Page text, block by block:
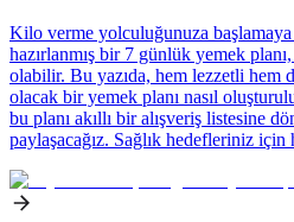
Kilo verme yolculuğunuza başlamaya
hazırlanmış bir 7 günlük yemek
olabilir. Bu yazıda, hem lezzetli hem
olacak bir yemek planı nasıl
bu planı akıllı bir alışveriş listesine
paylaşacağız. Sağlık hedefleriniz için